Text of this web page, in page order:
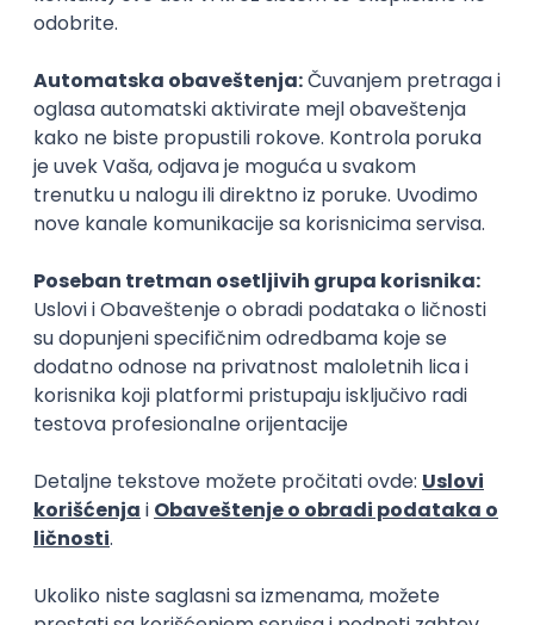
Zanimanja posle studija
Programer web igara
IT
CMS
IT
Poslovi posle studija
ASEE Summer Internship
Inženjer